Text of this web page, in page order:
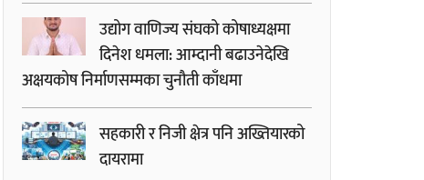
उद्योग वाणिज्य संघको कोषाध्यक्षमा
दिनेश धमला: आम्दानी बढाउनेदेखि
अक्षयकोष निर्माणसम्मका चुनौती काँधमा
सहकारी र निजी क्षेत्र पनि अख्तियारको
दायरामा